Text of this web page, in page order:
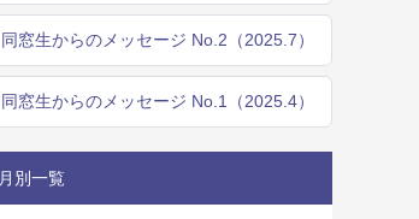
同窓生からのメッセージ No.2（2025.7）
同窓生からのメッセージ No.1（2025.4）
月別一覧